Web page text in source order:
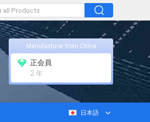
Manufacturer from China
正会員
2 年
日本語